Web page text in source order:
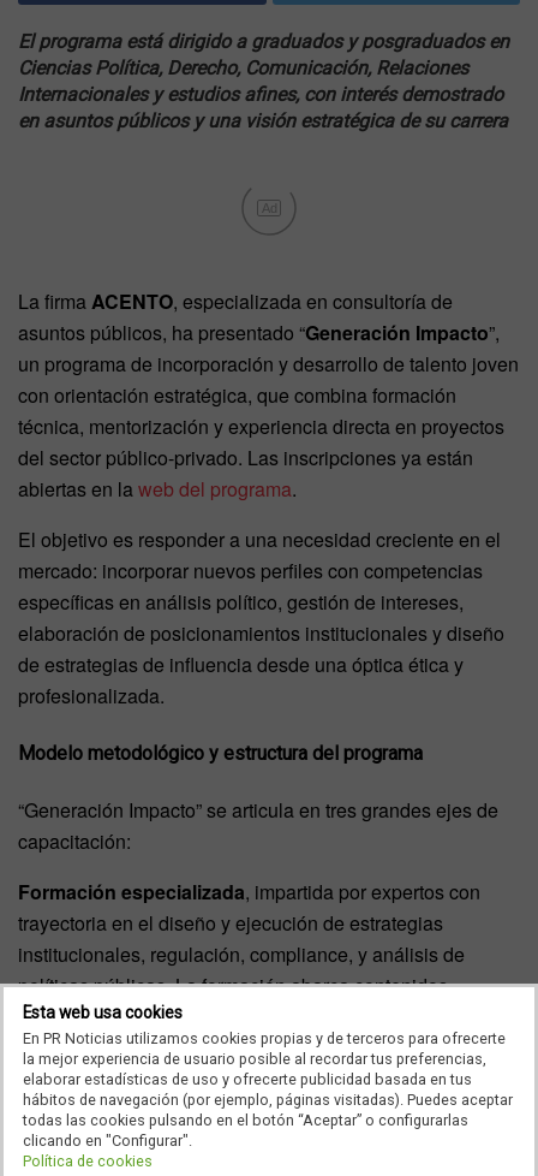
El programa está dirigido a graduados y posgraduados en
Ciencias Política, Derecho, Comunicación, Relaciones
Internacionales y estudios afines, con interés demostrado
en asuntos públicos y una visión estratégica de su carrera
Ad
La firmaACENTO, especializada en consultoría de
asuntos públicos, ha presentado “Generación Impacto”,
un programa de incorporación y desarrollo de talento joven
con orientación estratégica, que combina formación
técnica, mentorización y experiencia directa en proyectos
del sector público-privado. Las inscripciones ya están
abiertas en laweb del programa.
El objetivo es responder a una necesidad creciente en el
mercado: incorporar nuevos perfiles con competencias
específicas en análisis político, gestión de intereses,
elaboración de posicionamientos institucionales y diseño
de estrategias de influencia desde una óptica ética y
profesionalizada.
Modelo metodológico y estructura del programa
“Generación Impacto” se articula en tres grandes ejes de
capacitación:
Formación especializada, impartida por expertos con
trayectoria en el diseño y ejecución de estrategias
institucionales, regulación, compliance, y análisis de
políticas públicas. La formación abarca contenidos
técnicos sobre el marco legal del lobbying en España y la
UE, procesos legislativos y herramientas de advocacy y
comunicación política.
Mentorización profesional, que se ofrece a través de
sesiones individuales y seguimiento personalizado por
Esta web usa cookies
En PR Noticias utilizamos cookies propias y de terceros para ofrecerte
la mejor experiencia de usuario posible al recordar tus preferencias,
elaborar estadísticas de uso y ofrecerte publicidad basada en tus
hábitos de navegación (por ejemplo, páginas visitadas). Puedes aceptar
todas las cookies pulsando en el botón “Aceptar” o configurarlas
clicando en "Configurar".
Política de cookies